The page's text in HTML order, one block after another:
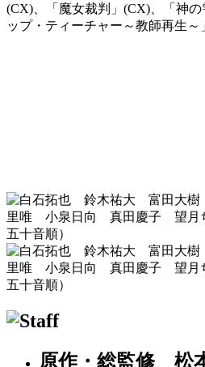
(CX)、「魔女裁判」(CX)、「神
ップ・ティーチャー～教師再生～
原作・総監修 松